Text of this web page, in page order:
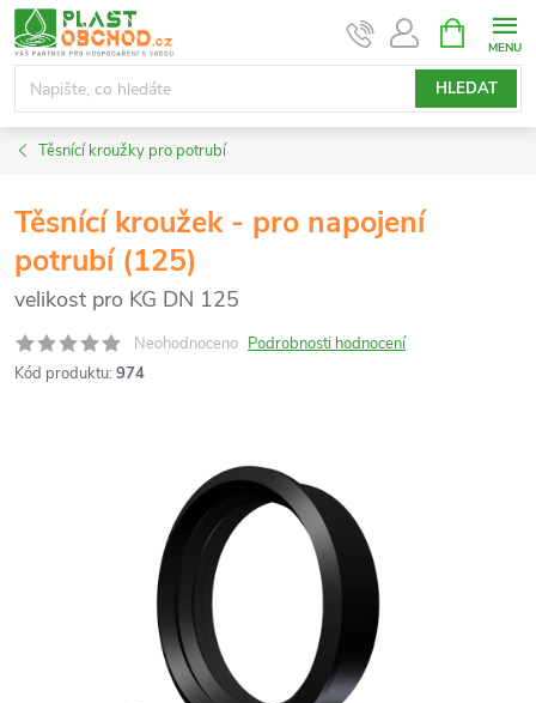
Přejít
na
obsah
HLEDAT
NÁKUPNÍ
KOŠÍK
Těsnící kroužky pro potrubí
Těsnící kroužek - pro napojení
potrubí (125)
velikost pro KG DN 125
Neohodnoceno Podrobnosti hodnocení
Kód produktu: 974